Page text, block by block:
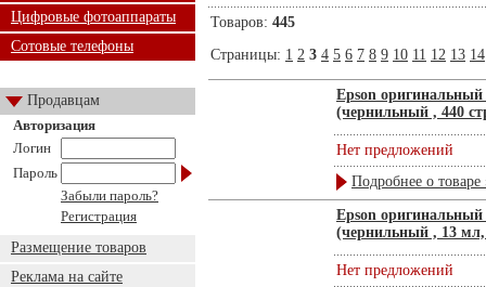
Цифровые фотоаппараты
Сотовые телефоны
Продавцам
Авторизация
Логин
Пароль
Забыли пароль?
Регистрация
Размещение товаров
Реклама на сайте
Товаров: 445
Страницы: 1 2 3 4 5 6 7 8 9 10 11 12 13 14
Epson
(чернильный , 440
Нет предложений
Подробнее о товаре
Epson
(чернильный , 13
Нет предложений